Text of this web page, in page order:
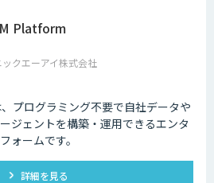
Platform
クエーアイ株式会社
プログラミング不要で自社データや
ジェントを構築・運用できるエンタ
ォームです。
詳細を見る